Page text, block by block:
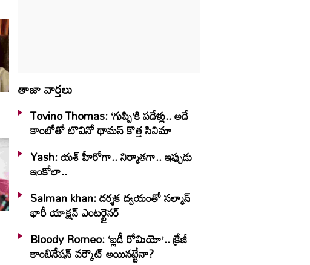
తాజా వార్తలు
Tovino Thomas: ‘గుప్పి’కి పదేళ్లు.. అదే
కాంబోతో టొవినో థామస్‌ కొత్త సినిమా
Yash: యశ్ హీరోగా.. నిర్మాతగా.. ఇప్పుడు
ఇంకోలా..
Salman khan: దర్శక ద్వయంతో సల్మాన్
భారీ యాక్షన్ ఎంటర్టైనర్
Bloody Romeo: ‘బ్లడీ రోమియో’.. క్రేజీ
కాంబినేషన్ వర్కౌట్ అయినట్టేనా?